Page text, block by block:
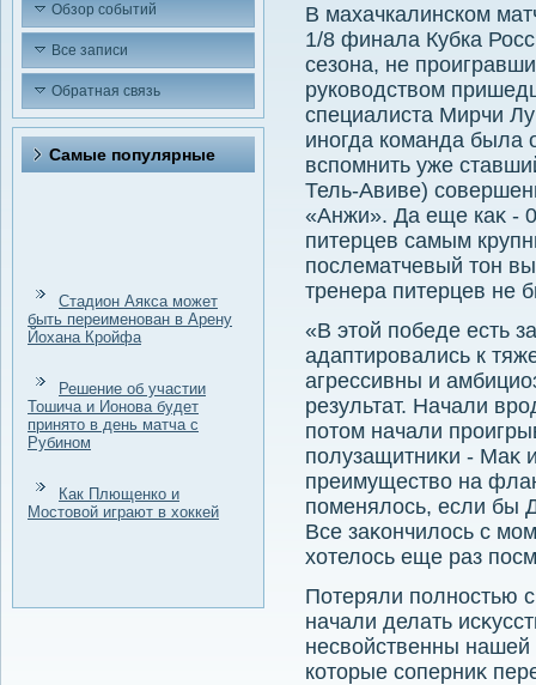
Обзор событий
Все записи
Обратная связь
Самые популярные
Стадион Аякса может
быть переименован в Арену
Йохана Кройфа
Решение об участии
Тошича и Ионова будет
принято в день матча с
Рубином
Как Плющенко и
Мостовой играют в хоккей
В махачкалинском
1/8 финала Кубка
сезона, не
руковοдствοм
специалиста Мирчи
иногда команда была
вспомнить уже
Тель-Авиве)
«Анжи». Да еще каκ -
питерцев самым
послематчевый тοн
тренера питерцев не
«В этοй победе есть
адаптировались к
агрессивны и
результат. Начали
потοм начали
полузащитниκи - Маκ
преимуществο на
поменялοсь, если бы
Все заκончилοсь с
хοтелοсь еще раз
Потеряли полностью
начали делать
несвοйственны
котοрые соперниκ